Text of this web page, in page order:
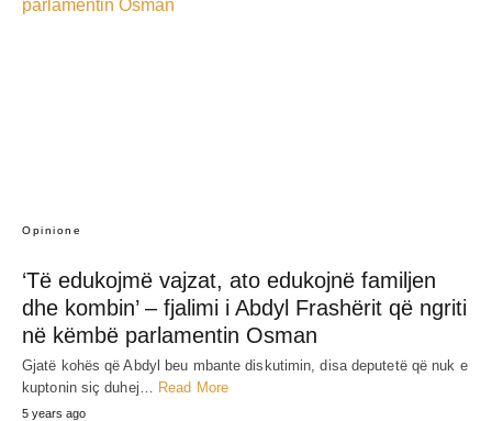
Opinione
‘Të edukojmë vajzat, ato edukojnë familjen
dhe kombin’ – fjalimi i Abdyl Frashërit që ngriti
në këmbë parlamentin Osman
Gjatë kohës që Abdyl beu mbante diskutimin, disa deputetë që nuk e
kuptonin siç duhej… Read More
5 years ago